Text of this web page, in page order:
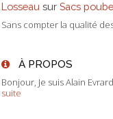
Losseau sur Sacs
Sans compter la qualité
À PROPOS
Bonjour, Je suis Alain
suite